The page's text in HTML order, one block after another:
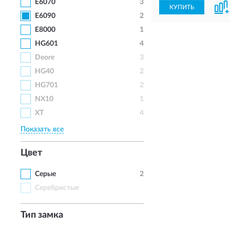
E6070
3
E6090
2
E8000
1
HG601
4
Deore
3
HG40
2
HG701
2
NX10
1
XT
4
Показать все
Цвет
Серые
2
Серебристые
Тип замка
КУПИТЬ